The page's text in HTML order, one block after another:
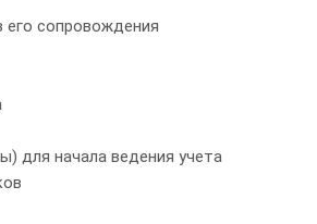
его сопровождения
для начала ведения учета